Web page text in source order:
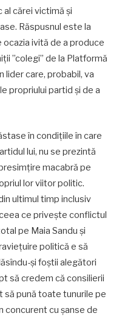
cărei victimă și
Răspusnul este la
ivită de a produce
”colegi” de la Platformă
lider care, probabil, va
propriului partid și de a
în condițiile în care
lui, nu se prezintă
macabră pe
lor viitor politic.
ultimul timp inclusiv
ce privește conflictul
pe Maia Sandu și
politică e să
și foștii alegători
să credem că consilierii
să pună toate tunurile pe
concurent cu șanse de